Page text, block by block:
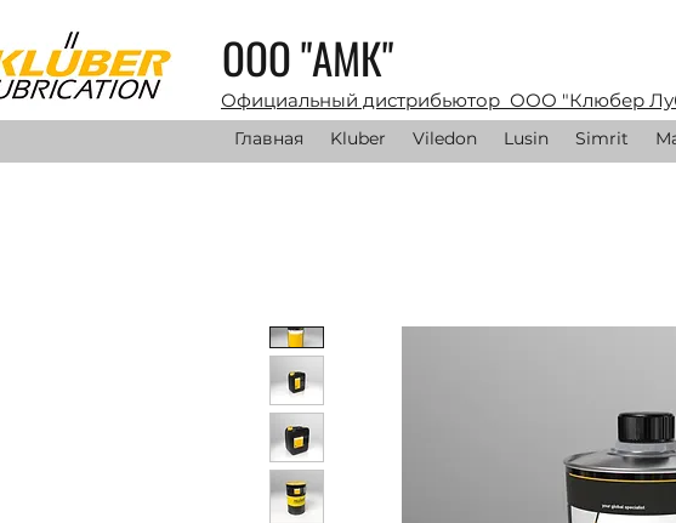
ООО "АМК"
Главная Kluber Viledon Lusin Simrit
Официальный дистрибьютор ООО "Клюбер